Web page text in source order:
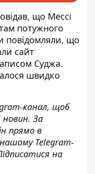
що Мессі
потужного
повідомляли, що
сайт
Суджа.
швидко
канал, щоб
За
прямо в
Telegram-
на